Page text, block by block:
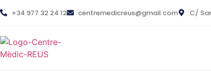
+34 977 32 24 12 centremedicreus@gmail.com C/